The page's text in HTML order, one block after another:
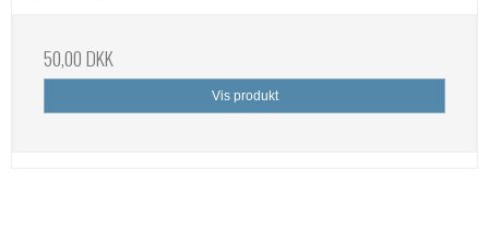
50,00 DKK
Vis produkt